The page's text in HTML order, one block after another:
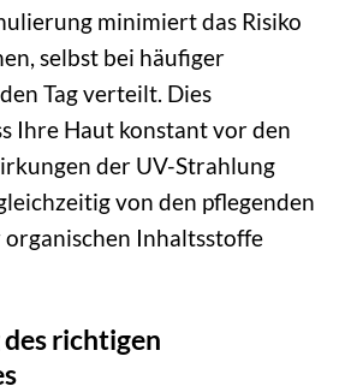
minimiert das Risiko
selbst bei häufiger
Tag verteilt. Dies
Ihre Haut konstant vor den
der UV-Strahlung
von den pflegenden
organischen Inhaltsstoffe
richtigen